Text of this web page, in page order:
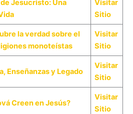
Jesucristo: Una
Visitar
Sitio
la verdad sobre el
monoteístas
Visitar
Sitio
Enseñanzas y Legado
Visitar
Sitio
Creen en Jesús?
Visitar
Sitio